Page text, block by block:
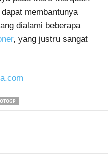
membantunya
dialami beberapa
, yang justru sangat